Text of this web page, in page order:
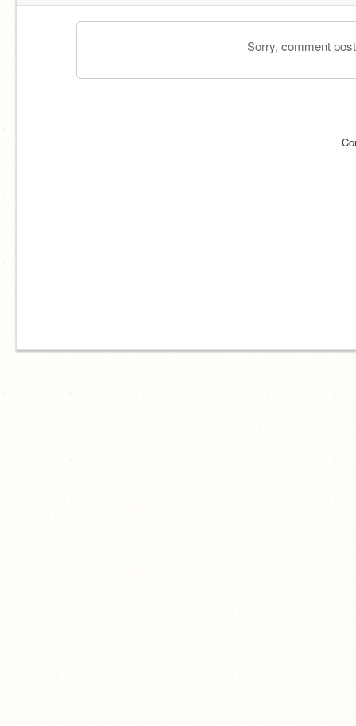
Sorry, comment